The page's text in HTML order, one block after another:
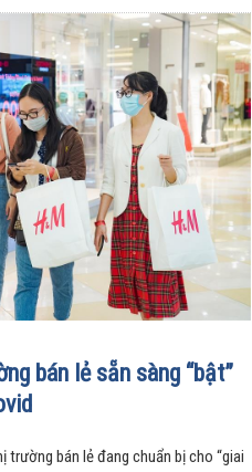
bán lẻ sẵn sàng “bật”
trường bán lẻ đang chuẩn bị cho “giai